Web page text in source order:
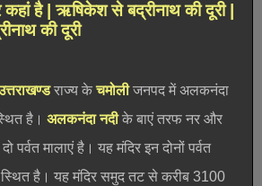
कहां है | ऋषिकेश से बद्रीनाथ की दूरी |
की दूरी
राज्य केचमोलीजनपद में अलकनंदा
है।अलकनंदा नदीके बाएं तरफ नर और
पर्वत मालाएं है। यह मंदिर इन दोनों पर्वत
स्थित है। यह मंदिर समुद तट से करीब 3100